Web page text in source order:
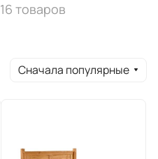
16 товаров
Сначала популярные